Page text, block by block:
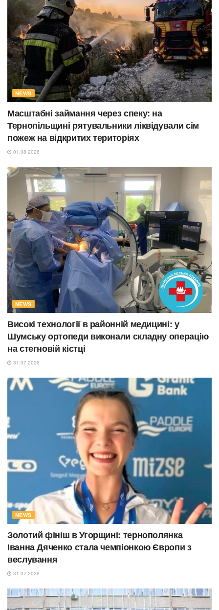
NEWS
Масштабні займання через спеку: на
Тернопільщині рятувальники ліквідували сім
пожеж на відкритих територіях
01.08.2026
NEWS
Високі технології в районній медицині: у
Шумську ортопеди виконали складну операцію
на стегновій кістці
31.07.2026
NEWS
Золотий фініш в Угорщині: тернополянка
Іванна Дяченко стала чемпіонкою Європи з
веслування
31.07.2026